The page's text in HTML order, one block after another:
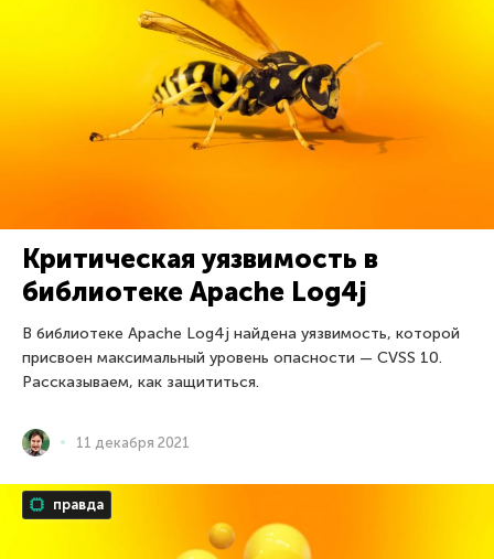
Критическая уязвимость в
библиотеке Apache Log4j
В библиотеке Apache Log4j найдена уязвимость, которой
присвоен максимальный уровень опасности — CVSS 10.
Рассказываем, как защититься.
11 декабря 2021
правда